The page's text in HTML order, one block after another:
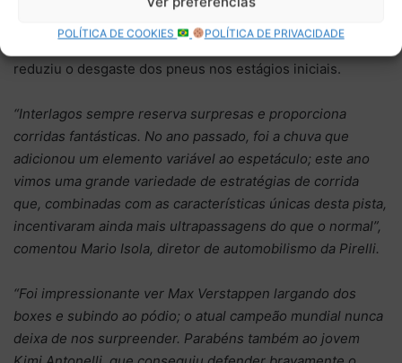
POLÍTICA DE COOKIES POLÍTICA DE PRIVACIDADE
precoce do Safety Car após um incidente na primeira volta,
reduziu o desgaste dos pneus nos estágios iniciais.
“Interlagos sempre reserva surpresas e proporciona
corridas fantásticas. No ano passado, foi a chuva que
adicionou um elemento variável ao espetáculo; este ano
vimos uma grande variedade de estratégias de corrida
que, combinadas com as características únicas desta pista,
incentivaram ainda mais ultrapassagens do que o normal”,
comentou Mario Isola, diretor de automobilismo da Pirelli.
“Foi impressionante ver Max Verstappen largando dos
boxes e subindo ao pódio; o atual campeão mundial nunca
deixa de nos surpreender. Parabéns também ao jovem